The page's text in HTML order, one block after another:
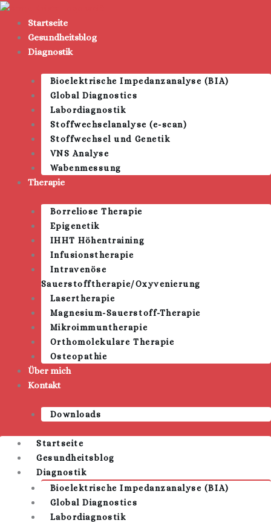
Zum
Inhalt
springen
Startseite
Gesundheitsblog
Diagnostik
Bioelektrische Impedanzanalyse (BIA)
Global Diagnostics
Labordiagnostik
Stoffwechselanalyse (e-scan)
Stoffwechsel und Genetik
VNS Analyse
Wabenmessung
Therapie
Borreliose Therapie
Epigenetik
IHHT Höhentraining
Infusionstherapie
Intravenöse
Sauerstofftherapie/Oxyvenierung
Lasertherapie
Magnesium-Sauerstoff-Therapie
Mikroimmuntherapie
Orthomolekulare Therapie
Osteopathie
Über mich
Kontakt
Downloads
Startseite
Gesundheitsblog
Diagnostik
Bioelektrische Impedanzanalyse (BIA)
Global Diagnostics
Labordiagnostik